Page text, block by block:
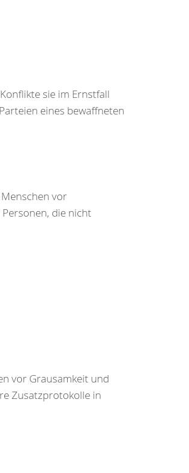
sie im Ernstfall
eines bewaffneten
vor
die nicht
vor Grausamkeit und
Zusatzprotokolle in